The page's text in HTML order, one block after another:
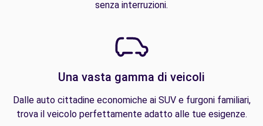
senza interruzioni.
Una vasta gamma di veicoli
Dalle auto cittadine economiche ai SUV e furgoni familiari,
trova il veicolo perfettamente adatto alle tue esigenze.